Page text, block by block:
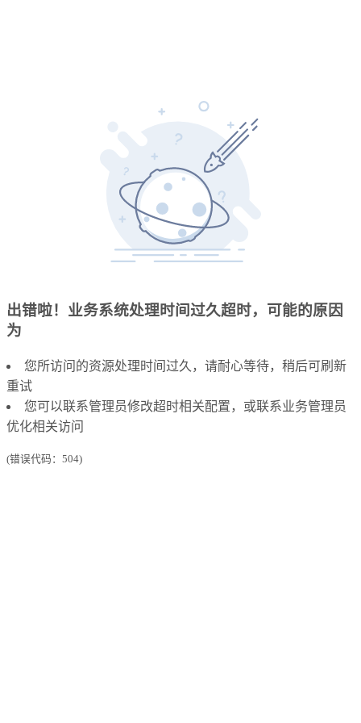
出错啦！业务系统处理时间过久超时，可能的原因
为
您所访问的资源处理时间过久，请耐心等待，稍后可刷新
重试
您可以联系管理员修改超时相关配置，或联系业务管理员
优化相关访问
(错误代码：504)